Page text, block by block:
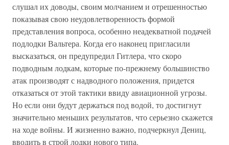
слушал их доводы, своим молчанием и отрешенностью
показывая свою неудовлетворенность формой
представления вопроса, особенно неадекватной подачей
подлодки Вальтера. Когда его наконец пригласили
высказаться, он предупредил Гитлера, что скоро
подводным лодкам, которые по-прежнему большинство
атак производят с надводного положения, придется
отказаться от этой тактики ввиду авиационной угрозы.
Но если они будут держаться под водой, то достигнут
значительно меньших результатов, что серьезно скажется
на ходе войны. И жизненно важно, подчеркнул Дениц,
вводить в строй лодки нового типа.